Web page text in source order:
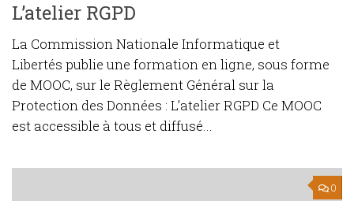
L’atelier RGPD
La Commission Nationale Informatique et
Libertés publie une formation en ligne, sous forme
de MOOC, sur le Règlement Général sur la
Protection des Données : L’atelier RGPD Ce MOOC
est accessible à tous et diffusé...
0